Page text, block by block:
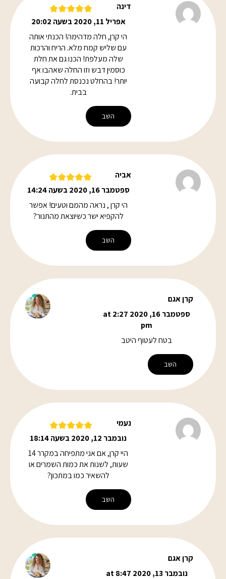
דינה
אפריל 11, 2020 בשעה 20:02
הי קרן, חלה מדהימה! הכנתי אותה
עם שליש קמח מלא. הריח והרכות
שלה מעלפת! הכנו גם את חלת
כוסמין דבש וזו החלה שאהבו אף
יותר! בהחלט נכנסת לחלה קבועה
בבית.
השב
אביה
ספטמבר 16, 2020 בשעה 14:24
הי קרן , נראה מהמם וטעים! אפשר
להקפיא ישר כשיוצאת מהתנור?
השב
קרן אגם
ספטמבר 16, 2020 at 2:27
pm
בטח לעטוף היטב
השב
נעמי
נובמבר 12, 2020 בשעה 18:14
היי קרן, אם אני מתפיחה במקרר 14
שעות, לשנות את כמות השמרים או
להשאיר כמו במתכון?
השב
קרן אגם
נובמבר 13, 2020 at 8:47